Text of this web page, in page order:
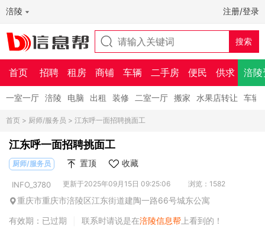
涪陵 注册/登录
首页 招聘 租房 商铺 车辆 二手房 便民 供求 涪陵
一室一厅 涪陵 电脑 出租 装修 二室一厅 搬家 水果店转让 车辆
首页 > 厨师/服务员 > 江东呼一面招聘挑面工
江东呼一面招聘挑面工
厨师/服务员 置顶 收藏
INFO_3780 更新于2025年09月15日 09:25:06 浏览：1582
重庆市重庆市涪陵区江东街道建陶一路66号城东公寓
有效期：已过期
联系时请说是在涪陵信息帮 上看到的！